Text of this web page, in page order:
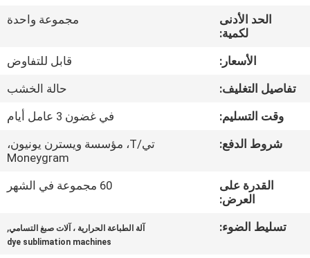
في
المعمل
ضبط
الحد الأدنى
لكمية:
مجموعة واحدة
الأسعار:
قابل للتفاوض
تفاصيل التغليف:
حالة الخشب
وقت التسليم:
في غضون 3 عامل أيام
شروط الدفع:
تي/T، مؤسسة ويسترن يونيون،
Moneygram
القدرة على
العرض:
60 مجموعة في الشهر
تسليط الضوء: آلة الطباعة الحرارية ، آلات صبغ التسامي,
dye sublimation machines